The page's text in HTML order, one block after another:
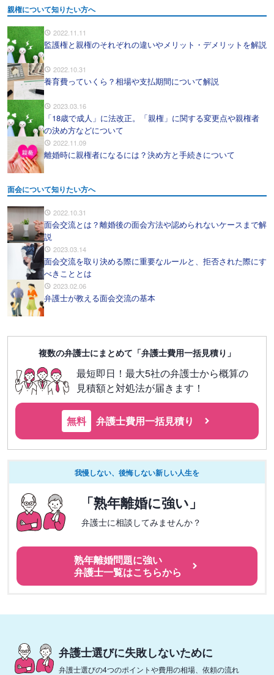
親権について知りたい方へ
2022.11.11
監護権と親権のそれぞれの違いやメリット・デメリットを解説
2022.10.31
養育費っていくら？相場や支払期間について解説
2023.03.16
「18歳で成人」に法改正。「親権」に関する変更点や親権者
の決め方などについて
2022.11.09
離婚時に親権者になるには？決め方と手続きについて
面会について知りたい方へ
2022.10.31
面会交流とは？離婚後の面会方法や認められないケースまで解
説
2023.03.14
面会交流を取り決める際に重要なルールと、拒否された際にす
べきこととは
2023.02.06
弁護士が教える面会交流の基本
複数の弁護士にまとめて「弁護士費用一括見積り」
最短即日！最大5社の弁護士から概算の
見積額と対処法が届きます！
無料 弁護士費用一括見積り
我慢しない、後悔しない新しい人生を
「熟年離婚に強い」
弁護士に相談してみませんか？
熟年離婚問題に強い
弁護士一覧はこちらから
弁護士選びに失敗しないために
弁護士選びの4つのポイントや費用の相場、依頼の流れ